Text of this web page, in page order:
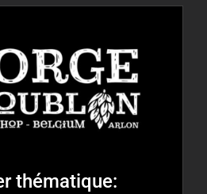
thématique: